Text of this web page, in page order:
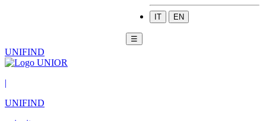
IT EN
☰
UNIFIND
|
UNIFIND